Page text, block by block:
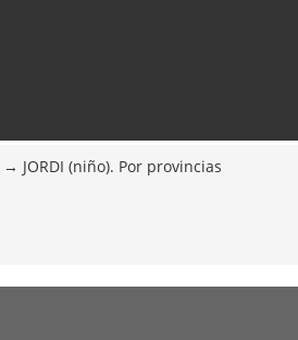
JORDI (niño). Por provincias